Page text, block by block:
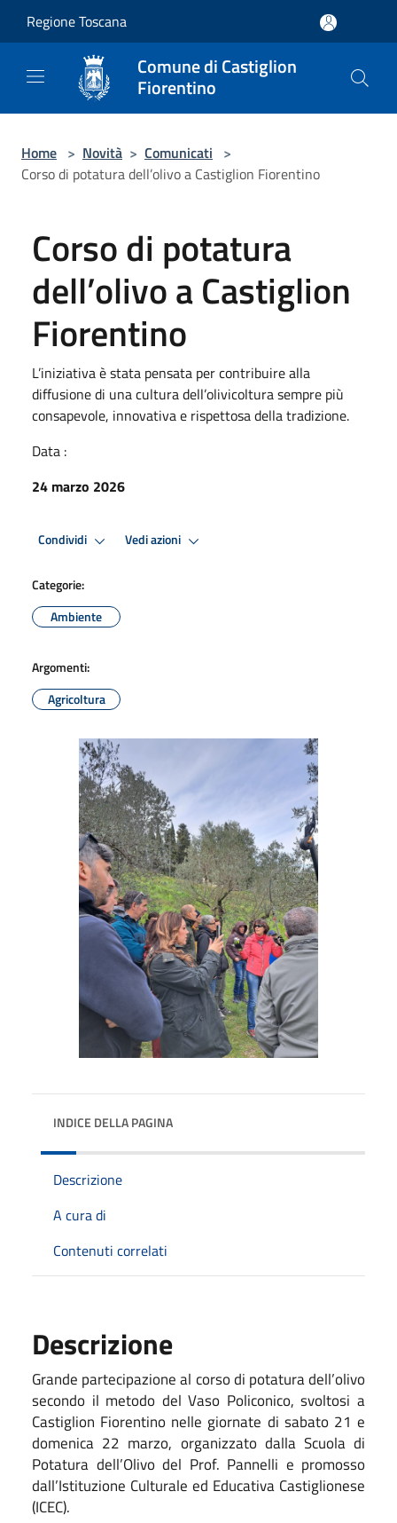
Regione Toscana
Comune di Castiglion
Fiorentino
Home > Novità > Comunicati >
Corso di potatura dell’olivo a Castiglion Fiorentino
Corso di potatura
dell’olivo a Castiglion
Fiorentino
L’iniziativa è stata pensata per contribuire alla
diffusione di una cultura dell’olivicoltura sempre più
consapevole, innovativa e rispettosa della tradizione.
Data :
24 marzo 2026
Condividi Vedi azioni
Categorie:
Ambiente
Argomenti:
Agricoltura
INDICE DELLA PAGINA
Descrizione
A cura di
Contenuti correlati
Descrizione
Grande partecipazione al corso di potatura dell’olivo
secondo il metodo del Vaso Policonico, svoltosi a
Castiglion Fiorentino nelle giornate di sabato 21 e
domenica 22 marzo, organizzato dalla Scuola di
Potatura dell’Olivo del Prof. Pannelli e promosso
dall’Istituzione Culturale ed Educativa Castiglionese
(ICEC).